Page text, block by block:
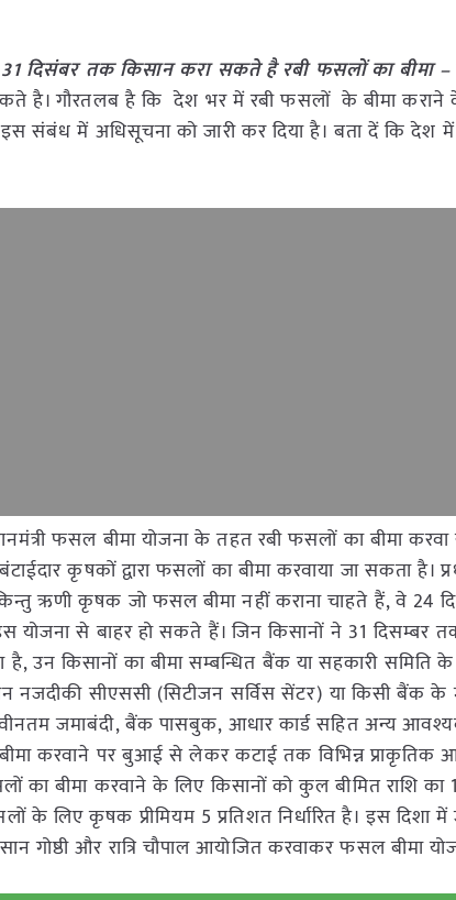
31 दिसंबर तक किसान करा सकते है रबी फसलों का बीमा –
है। गौरतलब है कि देश भर में रबी फसलों के बीमा कराने
संबंध में अधिसूचना को जारी कर दिया है। बता दें कि देश में
फसल बीमा योजना के तहत रबी फसलों का बीमा
कृषकों द्वारा फसलों का बीमा करवाया जा सकता है।
ऋणी कृषक जो फसल बीमा नहीं कराना चाहते हैं, वे 24
से बाहर हो सकते हैं। जिन किसानों ने 31 दिसम्बर
उन किसानों का बीमा सम्बन्धित बैंक या सहकारी समिति के
नजदीकी सीएससी (सिटीजन सर्विस सेंटर) या किसी बैंक
जमाबंदी, बैंक पासबुक, आधार कार्ड सहित अन्य
करवाने पर बुआई से लेकर कटाई तक विभिन्न
का बीमा करवाने के लिए किसानों को कुल बीमित राशि का
के लिए कृषक प्रीमियम 5 प्रतिशत निर्धारित है। इस
गोष्ठी और रात्रि चौपाल आयोजित करवाकर फसल बीमा